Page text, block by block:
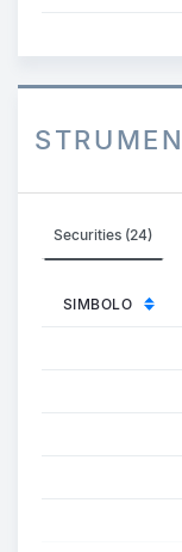
Securities (24)
SIMBOLO